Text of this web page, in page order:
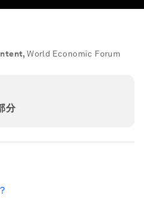
, World Economic Forum
分